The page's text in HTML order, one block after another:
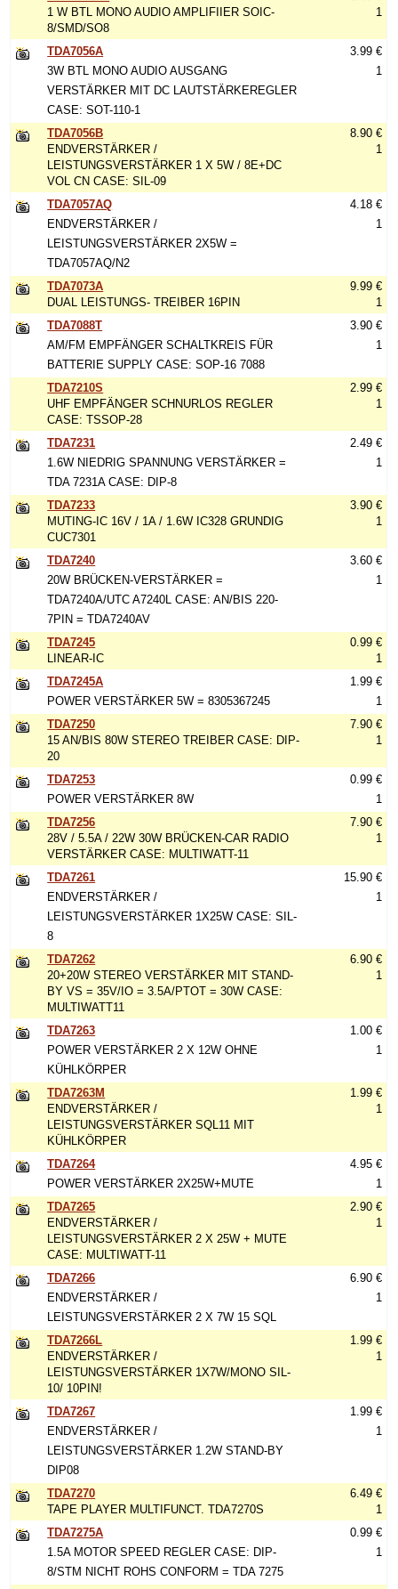
1 W BTL MONO AUDIO AMPLIFIIER SOIC-
8/SMD/SO8
1
TDA7056A
3W BTL MONO AUDIO AUSGANG
VERSTÄRKER MIT DC LAUTSTÄRKEREGLER
CASE: SOT-110-1
3.99 €
1
TDA7056B
ENDVERSTÄRKER /
LEISTUNGSVERSTÄRKER 1 X 5W / 8E+DC
VOL CN CASE: SIL-09
8.90 €
1
TDA7057AQ
ENDVERSTÄRKER /
LEISTUNGSVERSTÄRKER 2X5W =
TDA7057AQ/N2
4.18 €
1
TDA7073A
DUAL LEISTUNGS- TREIBER 16PIN
9.99 €
1
TDA7088T
AM/FM EMPFÄNGER SCHALTKREIS FÜR
BATTERIE SUPPLY CASE: SOP-16 7088
3.90 €
1
TDA7210S
UHF EMPFÄNGER SCHNURLOS REGLER
CASE: TSSOP-28
2.99 €
1
TDA7231
1.6W NIEDRIG SPANNUNG VERSTÄRKER =
TDA 7231A CASE: DIP-8
2.49 €
1
TDA7233
MUTING-IC 16V / 1A / 1.6W IC328 GRUNDIG
CUC7301
3.90 €
1
TDA7240
20W BRÜCKEN-VERSTÄRKER =
TDA7240A/UTC A7240L CASE: AN/BIS 220-
7PIN = TDA7240AV
3.60 €
1
TDA7245
LINEAR-IC
0.99 €
1
TDA7245A
POWER VERSTÄRKER 5W = 8305367245
1.99 €
1
TDA7250
15 AN/BIS 80W STEREO TREIBER CASE: DIP-
20
7.90 €
1
TDA7253
POWER VERSTÄRKER 8W
0.99 €
1
TDA7256
28V / 5.5A / 22W 30W BRÜCKEN-CAR RADIO
VERSTÄRKER CASE: MULTIWATT-11
7.90 €
1
TDA7261
ENDVERSTÄRKER /
LEISTUNGSVERSTÄRKER 1X25W CASE: SIL-
8
15.90 €
1
TDA7262
20+20W STEREO VERSTÄRKER MIT STAND-
BY VS = 35V/IO = 3.5A/PTOT = 30W CASE:
MULTIWATT11
6.90 €
1
TDA7263
POWER VERSTÄRKER 2 X 12W OHNE
KÜHLKÖRPER
1.00 €
1
TDA7263M
ENDVERSTÄRKER /
LEISTUNGSVERSTÄRKER SQL11 MIT
KÜHLKÖRPER
1.99 €
1
TDA7264
POWER VERSTÄRKER 2X25W+MUTE
4.95 €
1
TDA7265
ENDVERSTÄRKER /
LEISTUNGSVERSTÄRKER 2 X 25W + MUTE
CASE: MULTIWATT-11
2.90 €
1
TDA7266
ENDVERSTÄRKER /
LEISTUNGSVERSTÄRKER 2 X 7W 15 SQL
6.90 €
1
TDA7266L
ENDVERSTÄRKER /
LEISTUNGSVERSTÄRKER 1X7W/MONO SIL-
10/ 10PIN!
1.99 €
1
TDA7267
ENDVERSTÄRKER /
LEISTUNGSVERSTÄRKER 1.2W STAND-BY
DIP08
1.99 €
1
TDA7270
TAPE PLAYER MULTIFUNCT. TDA7270S
6.49 €
1
TDA7275A
1.5A MOTOR SPEED REGLER CASE: DIP-
8/STM NICHT ROHS CONFORM = TDA 7275
0.99 €
1